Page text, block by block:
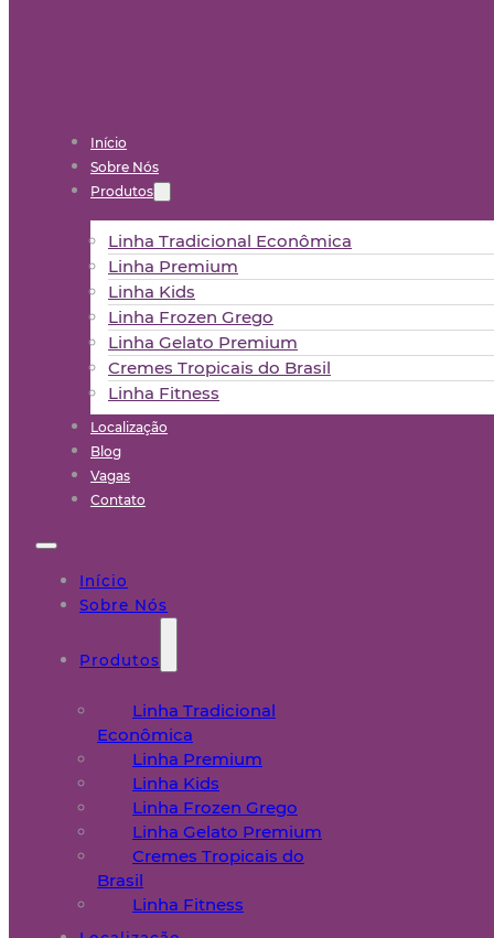
Início
Sobre Nós
Produtos
Linha Tradicional Econômica
Linha Premium
Linha Kids
Linha Frozen Grego
Linha Gelato Premium
Cremes Tropicais do Brasil
Linha Fitness
Localização
Blog
Vagas
Contato
Início
Sobre Nós
Produtos
Linha Tradicional
Econômica
Linha Premium
Linha Kids
Linha Frozen Grego
Linha Gelato Premium
Cremes Tropicais do
Brasil
Linha Fitness